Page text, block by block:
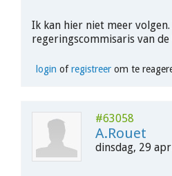
Ik kan hier niet meer
regeringscommisaris van de
login ofregistreerom te
#63058
A.Rouet
dinsdag, 29